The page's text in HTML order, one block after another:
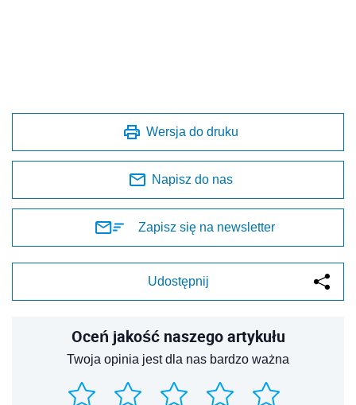
Wersja do druku
Napisz do nas
Zapisz się na newsletter
Udostępnij
Oceń jakość naszego artykułu
Twoja opinia jest dla nas bardzo ważna